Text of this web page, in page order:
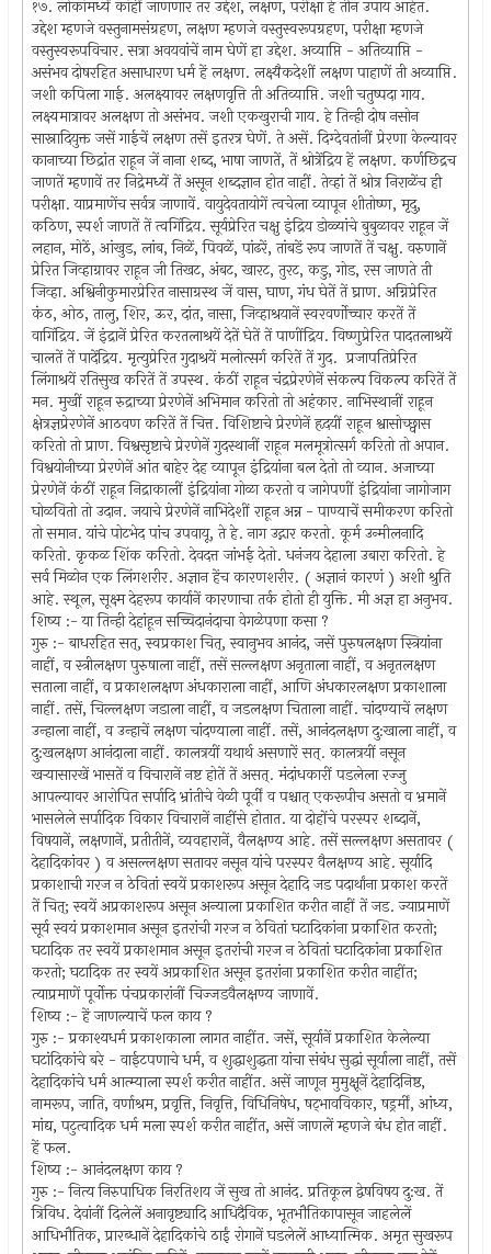
१७. लोकांमध्यें कांहीं जाणणार तर उद्देश, लक्षण, परीक्षा हे तीन उपाय आहेत.
उद्देश म्हणजे वस्तुनामसंग्रहण, लक्षण म्हणजे वस्तुस्वरूपग्रहण, परीक्षा म्हणजे
वस्तुस्वरूपविचार. सत्रा अवयवांचें नाम घेणें हा उद्देश. अव्याप्ति - अतिव्याप्ति -
असंभव दोषरहित असाधारण धर्म हें लक्षण. लक्ष्यैकदेशीं लक्षण पाहाणें ती अव्याप्ति.
जशी कपिला गाई. अलक्ष्यावर लक्षणवृत्ति ती अतिव्याप्ति. जशी चतुष्पदा गाय.
लक्ष्यमात्रावर अलक्षण तो असंभव. जशी एकखुराची गाय. हे तिन्ही दोष नसोन
सास्नादियुक्त जसें गाईचें लक्षण तसें इतरत्र घेणें. ते असें. दिग्देवतांनीं प्रेरणा केल्यावर
कानाच्या छिद्रांत राहून जें नाना शब्द, भाषा जाणतें, तें श्रोत्रेंद्रिय हें लक्षण. कर्णछिद्रच
जाणतें म्हणावें तर निद्रेमध्यें तें असून शब्दज्ञान होत नाहीं. तेव्हां तें श्रोत्र निराळेंच ही
परीक्षा. याप्रमाणेंच सर्वत्र जाणावें. वायुदेवतायोगें त्वचेला व्यापून शीतोष्ण, मृदु,
कठिण, स्पर्श जाणतें तें त्वगिंद्रिय. सूर्यप्रेरित चक्षु इंद्रिय डोळ्यांचे बुबुळावर राहून जें
लहान, मोठें, आंखुड, लांब, निळें, पिवळें, पांढरें, तांबडें रूप जाणतें तें चक्षु. वरुणानें
प्रेरित जिव्हाग्रावर राहून जी तिखट, अंबट, खारट, तुरट, कडु, गोड, रस जाणते ती
जिव्हा. अश्विनीकुमारप्रेरित नासाग्रस्थ जें वास, घाण, गंध घेतें तें घ्राण. अग्निप्रेरित
कंठ, ओठ, तालु, शिर, ऊर, दांत, नासा, जिव्हाश्रयानें स्वरवर्णोच्चार करतें तें
वागिंद्रिय. जें इंद्रानें प्रेरित करतलाश्रयें देतें घेतें तें पाणींद्रिय. विष्णुप्रेरित पादतलाश्रयें
चालतें तें पादेंद्रिय. मृत्युप्रेरित गुदाश्रयें मलोत्सर्ग करितें तें गुद. प्रजापतिप्रेरित
लिंगाश्रयें रतिसुख करितें तें उपस्थ. कंठीं राहून चंद्रप्रेरणेनें संकल्प विकल्प करितें तें
मन. मुखीं राहून रुद्राच्या प्रेरणेनें अभिमान करितो तो अहंकार. नाभिस्थानीं राहून
क्षेत्रज्ञप्रेरणेनें आठवण करितें तें चित्त. विशिष्टाचे प्रेरणेनें हृदयीं राहून श्वासोच्छ्वास
करितो तो प्राण. विश्वसृष्टाचे प्रेरणेनें गुदस्थानीं राहून मलमूत्रोत्सर्ग करितो तो अपान.
विश्वयोनीच्या प्रेरणेनें आंत बाहेर देह व्यापून इंद्रियांना बल देतो तो व्यान. अजाच्या
प्रेरणेनें कंठीं राहून निद्राकालीं इंद्रियांना गोळा करतो व जागेपणीं इंद्रियांना जागोजाग
घोळवितो तो उदान. जयाचे प्रेरणेनें नाभिदेशीं राहून अन्न - पाण्याचें समीकरण करितो
तो समान. यांचे पोटभेद पांच उपवायू, ते हे. नाग उद्गार करतो. कूर्म उन्मीलनादि
करितो. कृकळ शिंक करितो. देवदत्त जांभई देतो. धनंजय देहाला उबारा करितो. हे
सर्व मिळोन एक लिंगशरीर. अज्ञान हेंच कारणशरीर. ( अज्ञानं कारणं ) अशी श्रुति
आहे. स्थूल, सूक्ष्म देहरूप कार्यानें कारणाचा तर्क होतो ही युक्ति. मी अज्ञ हा अनुभव.
शिष्य :- या तिन्ही देहांहून सच्चिदानंदाचा वेगळेपणा कसा ?
गुरु :- बाधरहित सत्, स्वप्रकाश चित्, स्वानुभव आनंद, जसें पुरुषलक्षण स्त्रियांना
नाहीं, व स्त्रीलक्षण पुरुषाला नाहीं, तसें सल्लक्षण अनृताला नाहीं, व अनृतलक्षण
सताला नाहीं, व प्रकाशलक्षण अंधकाराला नाहीं, आणि अंधकारलक्षण प्रकाशाला
नाहीं. तसें, चिल्लक्षण जडाला नाहीं, व जडलक्षण चिताला नाहीं. चांदण्याचें लक्षण
उन्हाला नाहीं, व उन्हाचें लक्षण चांदण्याला नाहीं. तसें, आनंदलक्षण दु:खाला नाहीं, व
दु:खलक्षण आनंदाला नाहीं. कालत्रयीं यथार्थ असणारें सत्. कालत्रयीं नसून
खर्‍यासारखें भासतें व विचारानें नष्ट होतें तें असत्. मंदांधकारीं पडलेला रज्जु
आपल्यावर आरोपित सर्पादि भ्रांतीचे वेळी पूर्वीं व पश्चात् एकरूपीच असतो व भ्रमानें
भासलेले सर्पादिक विकार विचारानें नाहींसे होतात. या दोहोंचे परस्पर शब्दानें,
विषयानें, लक्षणानें, प्रतीतीनें, व्यवहारानें, वैलक्षण्य आहे. तसें सल्लक्षण असतावर (
देहादिकांवर ) व असल्लक्षण सतावर नसून यांचे परस्पर वैलक्षण्य आहे. सूर्यादि
प्रकाशाची गरज न ठेवितां स्वयें प्रकाशरूप असून देहादि जड पदार्थांना प्रकाश करतें
तें चित्; स्वयें अप्रकाशरूप असून अन्याला प्रकाशित करीत नाहीं तें जड. ज्याप्रमाणें
सूर्य स्वयं प्रकाशमान असून इतरांची गरज न ठेवितां घटादिकांना प्रकाशित करतो;
घटादिक तर स्वयें प्रकाशमान असून इतरांची गरज न ठेवितां घटादिकांना प्रकाशित
करतो; घटादिक तर स्वयें अप्रकाशित असून इतरांना प्रकाशित करीत नाहींत;
त्याप्रमाणें पूर्वोक्त पंचप्रकारांनीं चिज्जडवैलक्षण्य जाणावें.
शिष्य :- हें जाणल्याचें फल काय ?
गुरु :- प्रकाश्यधर्म प्रकाशकाला लागत नाहींत. जसें, सूर्यानें प्रकाशित केलेल्या
घटांदिकांचे बरे - वाईटपणाचे धर्म, व शुद्धाशुद्धता यांचा संबंध सुद्धां सूर्याला नाहीं, तसें
देहादिकांचे धर्म आत्म्याला स्पर्श करीत नाहींत. असें जाणून मुमुक्षूनें देहादिनिष्ठ,
नामरूप, जाति, वर्णाश्रम, प्रवृत्ति, निवृत्ति, विधिनिषेध, षट्भावविकार, षड्रर्मीं, आंध्य,
मांद्य, पटुत्वादिक धर्म मला स्पर्श करीत नाहींत, असें जाणलें म्हणजे बंध होत नाहीं.
हें फल.
शिष्य :- आनंदलक्षण काय ?
गुरु :- नित्य निरुपाधिक निरतिशय जें सुख तो आनंद. प्रतिकूल द्वेषविषय दु:ख. तें
त्रिविध. देवांनीं दिलेलें अनावृष्ट्यादि आधिदैविक, भूतभौतिकापासून जाहलेलें
आधिभौतिक, प्रारब्धानें देहादिकांचे ठाईं रोगानें घडलेलें आध्यात्मिक. अमृत सुखरूप